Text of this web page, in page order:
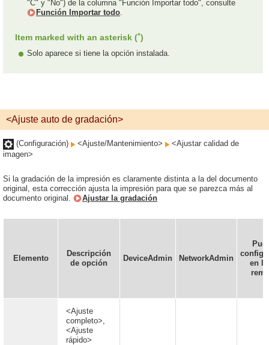
"C" y "No") de la columna "Función Importar todo", consulte
Función Importar todo.
Item marked with an asterisk (*)
Solo aparece si tiene la opción instalada.
<Ajuste auto de gradación>
(Configuración) <Ajuste/Mantenimiento>
<Ajustar calidad de
imagen>
Si la gradación de la impresión es claramente distinta a la del documento
original, esta corrección ajusta la impresión para que se parezca más al
documento original.
Ajustar la gradación
Elemento
Descripción
de opción
DeviceAdmin NetworkAdmin
en la
<Ajuste
completo>,
<Ajuste
rápido>